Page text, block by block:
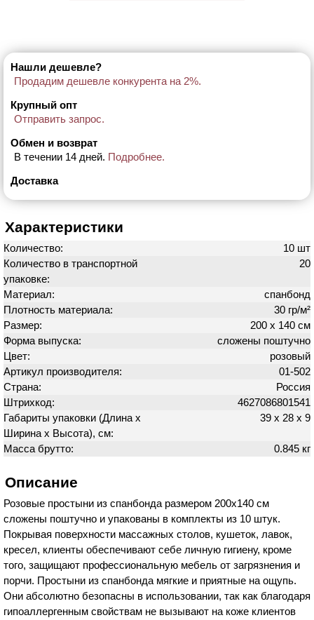
Нашли дешевле?
Продадим дешевле конкурента на 2%.
Крупный опт
Отправить запрос.
Обмен и возврат
В течении 14 дней. Подробнее.
Доставка
Характеристики
Количество:
10 шт
Количество в транспортной
упаковке:
20
Материал:
спанбонд
Плотность материала:
30 гр/м²
Размер:
200 х 140 см
Форма выпуска:
сложены поштучно
Цвет:
розовый
Артикул производителя:
01-502
Страна:
Россия
Штрихкод:
4627086801541
Габариты упаковки (Длина х
Ширина х Высота), см:
39 х 28 х 9
Масса брутто: 0.845 кг
Описание
Розовые простыни из спанбонда размером 200х140 см
сложены поштучно и упакованы в комплекты из 10 штук.
Покрывая поверхности массажных столов, кушеток, лавок,
кресел, клиенты обеспечивают себе личную гигиену, кроме
того, защищают профессиональную мебель от загрязнения и
порчи. Простыни из спанбонда мягкие и приятные на ощупь.
Они абсолютно безопасны в использовании, так как благодаря
гипоаллергенным свойствам не вызывают на коже клиентов